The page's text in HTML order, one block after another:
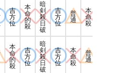
吉
方
位
本
命
的
殺
暗
剣
殺
日
破
吉
方
位
普
通
本
命
殺
本
命
的
殺
吉
方
位
暗
剣
殺
日
破
吉
方
位
本
命
殺
普
通